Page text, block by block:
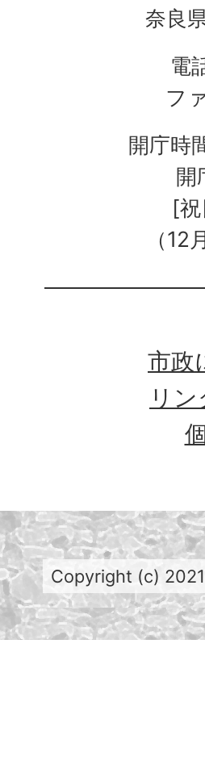
奈良
電
フ
開庁時
開
[
（
市政
リ
Copyright (c)